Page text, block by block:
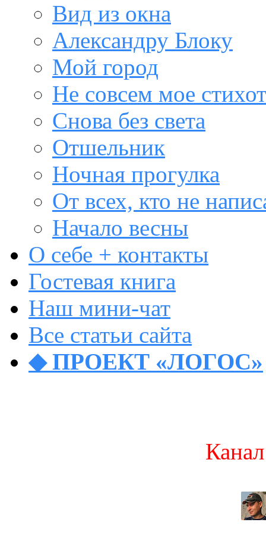
Вид из окна
Александру Блоку
Мой город
Не совсем мое
Снова без света
Отшельник
Ночная прогулка
От всех, кто не
Начало весны
О себе + контакты
Гостевая книга
Наш мини-чат
Все статьи сайта
◆ ПРОЕКТ «ЛОГОС»